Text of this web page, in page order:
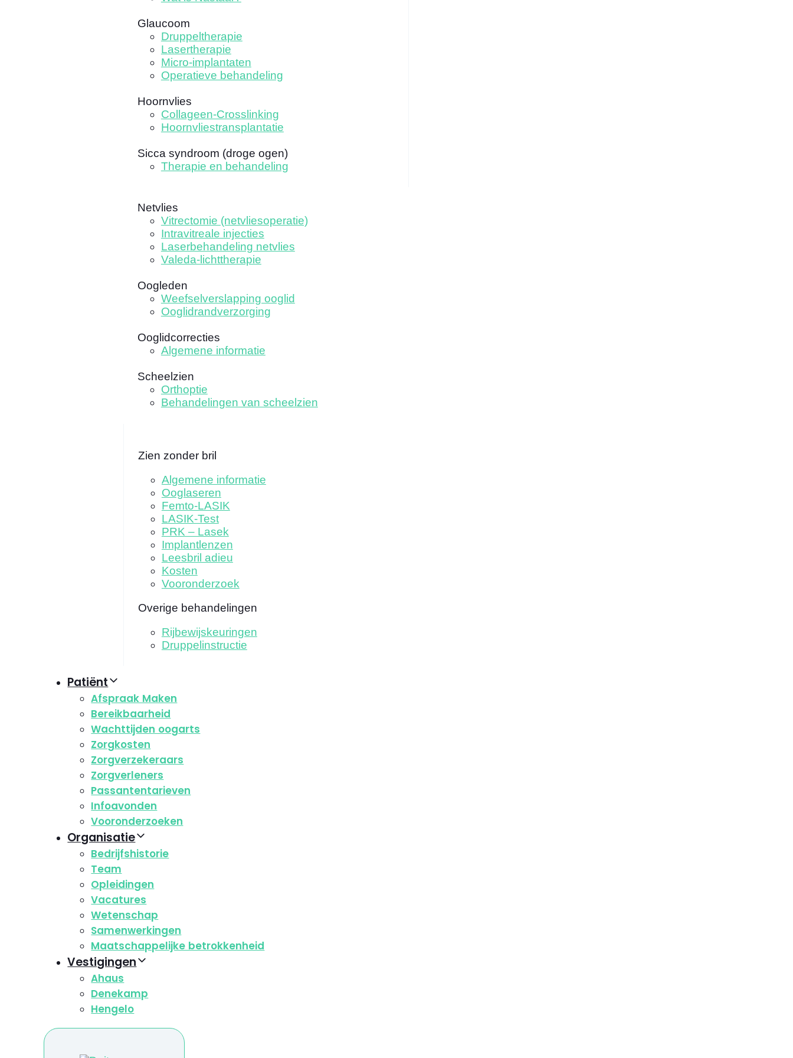
Glaucoom
Druppeltherapie
Lasertherapie
Micro-implantaten
Operatieve behandeling
Hoornvlies
Collageen-Crosslinking
Hoornvliestransplantatie
Sicca syndroom (droge ogen)
Therapie en behandeling
Netvlies
Vitrectomie (netvliesoperatie)
Intravitreale injecties
Laserbehandeling netvlies
Valeda-lichttherapie
Oogleden
Weefselverslapping ooglid
Ooglidrandverzorging
Ooglidcorrecties
Algemene informatie
Scheelzien
Orthoptie
Behandelingen van scheelzien
Zien zonder bril
Algemene informatie
Ooglaseren
Femto-LASIK
LASIK-Test
PRK – Lasek
Implantlenzen
Leesbril adieu
Kosten
Vooronderzoek
Overige behandelingen
Rijbewijskeuringen
Druppelinstructie
Patiënt
Afspraak Maken
Bereikbaarheid
Wachttijden oogarts
Zorgkosten
Zorgverzekeraars
Zorgverleners
Passantentarieven
Infoavonden
Vooronderzoeken
Organisatie
Bedrijfshistorie
Team
Opleidingen
Vacatures
Wetenschap
Samenwerkingen
Maatschappelijke betrokkenheid
Vestigingen
Ahaus
Denekamp
Hengelo